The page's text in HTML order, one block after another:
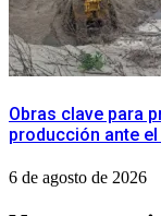
Obras clave para
producción ante
6 de agosto de 2026